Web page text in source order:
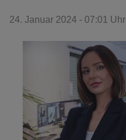
24. Januar 2024 - 07:01 Uhr